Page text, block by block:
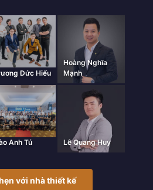
Đức Hiếu
Hoàng Nghĩa
Mạnh
Anh Tú Lê Quang Huy
với nhà thiết kế